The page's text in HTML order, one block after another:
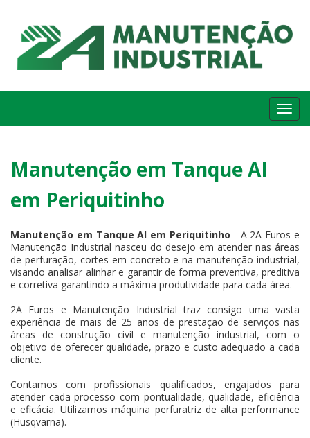
Manutenção em Tanque AI
em Periquitinho
Manutenção em Tanque AI em Periquitinho - A 2A Furos e
Manutenção Industrial nasceu do desejo em atender nas áreas
de perfuração, cortes em concreto e na manutenção industrial,
visando analisar alinhar e garantir de forma preventiva, preditiva
e corretiva garantindo a máxima produtividade para cada área.
2A Furos e Manutenção Industrial traz consigo uma vasta
experiência de mais de 25 anos de prestação de serviços nas
áreas de construção civil e manutenção industrial, com o
objetivo de oferecer qualidade, prazo e custo adequado a cada
cliente.
Contamos com profissionais qualificados, engajados para
atender cada processo com pontualidade, qualidade, eficiência
e eficácia. Utilizamos máquina perfuratriz de alta performance
(Husqvarna).